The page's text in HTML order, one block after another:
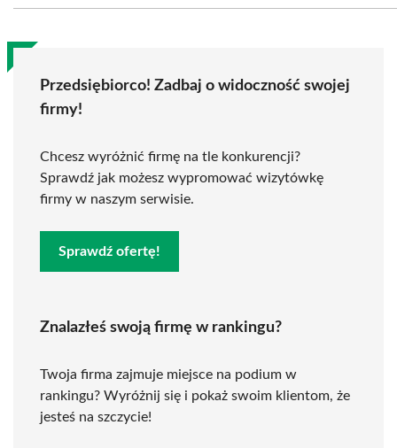
Przedsiębiorco! Zadbaj o widoczność swojej
firmy!
Chcesz wyróżnić firmę na tle konkurencji?
Sprawdź jak możesz wypromować wizytówkę
firmy w naszym serwisie.
Sprawdź ofertę!
Znalazłeś swoją firmę w rankingu?
Twoja firma zajmuje miejsce na podium w
rankingu? Wyróżnij się i pokaż swoim klientom, że
jesteś na szczycie!